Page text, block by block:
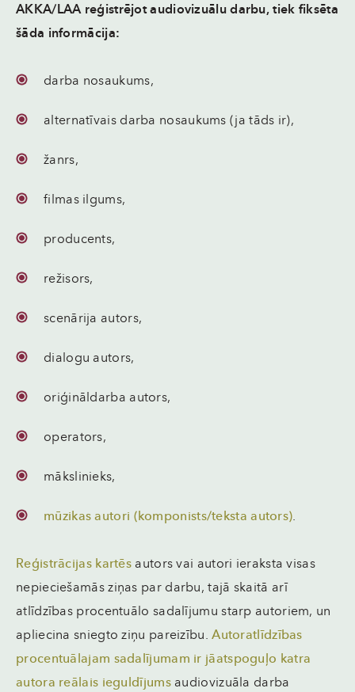
AKKA/LAA reģistrējot audiovizuālu darbu, tiek fiksēta
šāda informācija:
darba nosaukums,
alternatīvais darba nosaukums (ja tāds ir),
žanrs,
filmas ilgums,
producents,
režisors,
scenārija autors,
dialogu autors,
oriģināldarba autors,
operators,
mākslinieks,
mūzikas autori (komponists/teksta autors).
Reģistrācijas kartēs autors vai autori ieraksta visas
nepieciešamās ziņas par darbu, tajā skaitā arī
atlīdzības procentuālo sadalījumu starp autoriem, un
apliecina sniegto ziņu pareizību.Autoratlīdzības
procentuālajam sadalījumam ir jāatspoguļo katra
autora reālais ieguldījumsaudiovizuāla darba